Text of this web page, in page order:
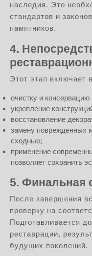
наследия. Это
стандартов и
памятников.
4.
Этот этап включает
очистку и консервацию
укрепление
восстановление
замену поврежденных
сходные;
применение
позволяет сохранить
5. Финальная
После завершения
проверку на
Подготавливается
реставрации,
будущих поколений.